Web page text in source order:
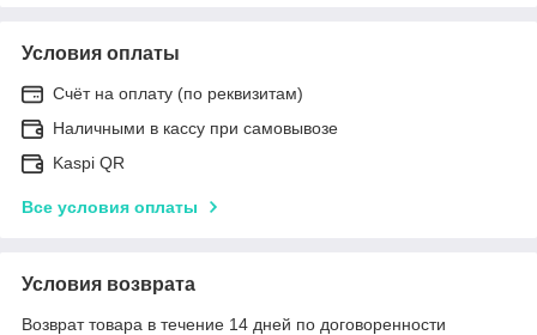
Условия оплаты
Счёт на оплату (по реквизитам)
Наличными в кассу при самовывозе
Kaspi QR
Все условия оплаты
Условия возврата
Возврат товара в течение 14 дней по договоренности